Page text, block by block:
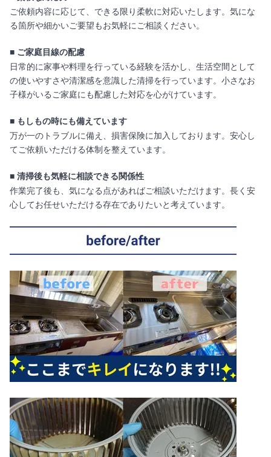
ご依頼内容に応じて、できる限り柔軟に対応いたします。気にな
る箇所や細かいご要望もお気軽にご相談ください。
■ ご家庭目線の配慮
日常的に家事や料理を行っている経験を活かし、生活空間として
の使いやすさや清潔感を意識した清掃を行っています。小さなお
子様がいるご家庭にも配慮した対応を心がけています。
■ もしもの時にも備えています
万が一のトラブルに備え、損害保険に加入しております。安心し
てご依頼いただける体制を整えています。
■ 清掃後も気軽に相談できる関係性
作業完了後も、気になる点があればご相談いただけます。長く安
心してお任せいただける存在でありたいと考えています。